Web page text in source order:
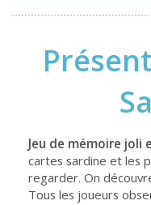
Jeu de mémoire joli
cartes sardine et les
regarder. On
Tous les joueurs